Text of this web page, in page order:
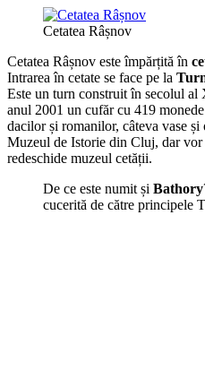
Cetatea Râșnov
Cetatea Râșnov este împărțită în
Intrarea în cetate se face pe la
Este un turn construit în secolul al
anul 2001 un cufăr cu 419
dacilor și romanilor, câteva vase
Muzeul de Istorie din Cluj, dar vor
redeschide muzeul cetății.
De ce este numit și Bathory
cucerită de către principele